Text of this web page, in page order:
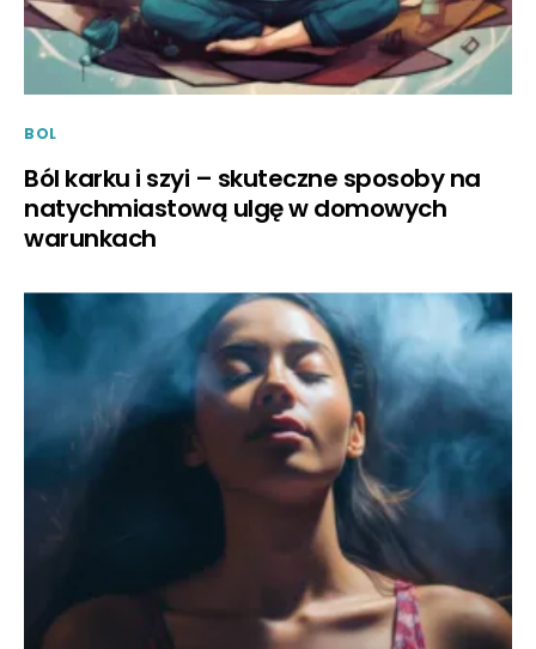
BOL
Ból karku i szyi – skuteczne sposoby na
natychmiastową ulgę w domowych
warunkach